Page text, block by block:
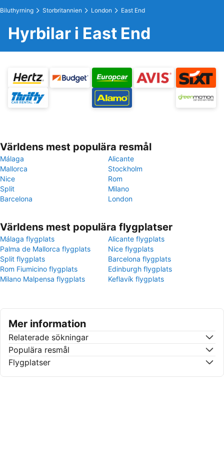
Biluthyrning Storbritannien London East End
Hyrbilar i East End
Världens mest populära resmål
Málaga
Alicante
Mallorca
Stockholm
Nice
Rom
Split
Milano
Barcelona
London
Världens mest populära flygplatser
Málaga flygplats
Alicante flygplats
Palma de Mallorca flygplats
Nice flygplats
Split flygplats
Barcelona flygplats
Rom Fiumicino flygplats
Edinburgh flygplats
Milano Malpensa flygplats
Keflavík flygplats
Mer information
Relaterade sökningar
Populära resmål
Flygplatser